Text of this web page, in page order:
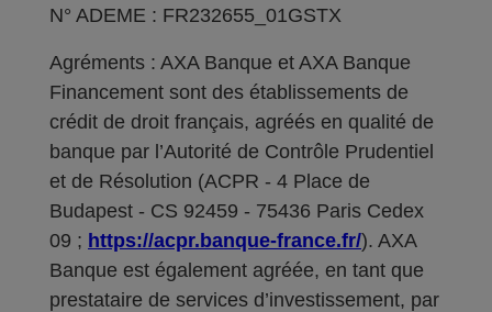
N° ADEME : FR232655_01GSTX
Agréments : AXA Banque et AXA Banque
Financement sont des établissements de
crédit de droit français, agréés en qualité de
banque par l’Autorité de Contrôle Prudentiel
et de Résolution (ACPR - 4 Place de
Budapest - CS 92459 - 75436 Paris Cedex
09 ; https://acpr.banque-france.fr/). AXA
Banque est également agréée, en tant que
prestataire de services d’investissement, par